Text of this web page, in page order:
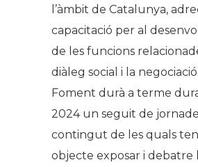
l’àmbit de Catalunya,
capacitació per al
de les funcions
diàleg social i la
Foment durà a terme
2024 un seguit de
contingut de les quals
objecte exposar i debatre